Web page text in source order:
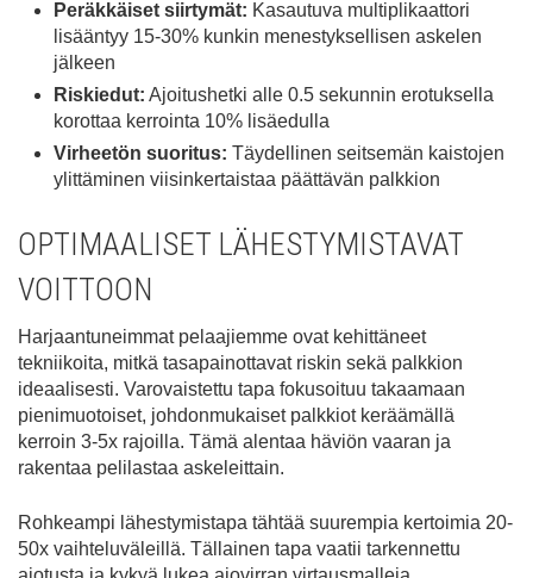
Peräkkäiset siirtymät: Kasautuva multiplikaattori
lisääntyy 15-30% kunkin menestyksellisen askelen
jälkeen
Riskiedut: Ajoitushetki alle 0.5 sekunnin erotuksella
korottaa kerrointa 10% lisäedulla
Virheetön suoritus: Täydellinen seitsemän kaistojen
ylittäminen viisinkertaistaa päättävän palkkion
OPTIMAALISET LÄHESTYMISTAVAT
VOITTOON
Harjaantuneimmat pelaajiemme ovat kehittäneet
tekniikoita, mitkä tasapainottavat riskin sekä palkkion
ideaalisesti. Varovaistettu tapa fokusoituu takaamaan
pienimuotoiset, johdonmukaiset palkkiot keräämällä
kerroin 3-5x rajoilla. Tämä alentaa häviön vaaran ja
rakentaa pelilastaa askeleittain.
Rohkeampi lähestymistapa tähtää suurempia kertoimia 20-
50x vaihteluväleillä. Tällainen tapa vaatii tarkennettu